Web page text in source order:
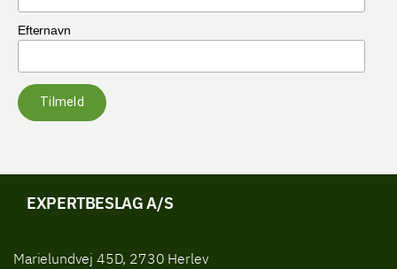
Efternavn
Tilmeld
EXPERTBESLAG A/S
Marielundvej 45D, 2730 Herlev